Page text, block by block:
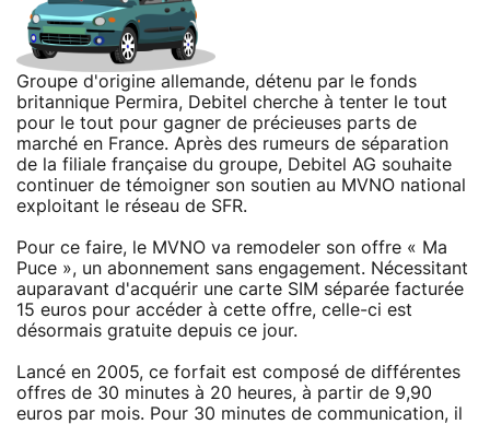
Groupe d'origine allemande, détenu par le fonds
britannique Permira, Debitel cherche à tenter le tout
pour le tout pour gagner de précieuses parts de
marché en France. Après des rumeurs de séparation
de la filiale française du groupe, Debitel AG souhaite
continuer de témoigner son soutien au MVNO national
exploitant le réseau de SFR.
Pour ce faire, le MVNO va remodeler son offre « Ma
Puce », un abonnement sans engagement. Nécessitant
auparavant d'acquérir une carte SIM séparée facturée
15 euros pour accéder à cette offre, celle-ci est
désormais gratuite depuis ce jour.
Lancé en 2005, ce forfait est composé de différentes
offres de 30 minutes à 20 heures, à partir de 9,90
euros par mois. Pour 30 minutes de communication, il